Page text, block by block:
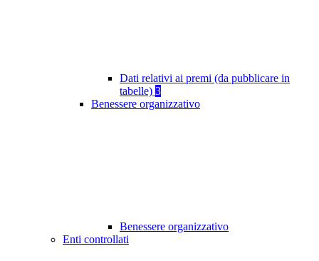
Dati relativi ai premi (da pubblicare in
tabelle) 3
Benessere organizzativo
Benessere organizzativo
Enti controllati